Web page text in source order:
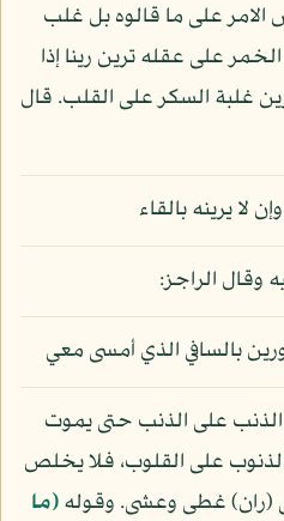
الامر على ما قالوه بل غلب
على عقله ترين رينا إذا
غلبة السكر على القلب. قال
لا يرينه بالقاء
وقال الراجز:
بالسافي الذي أمسى معي
على الذنب حتى يموت
على القلوب، فلا يخلص
(ران) غطى وعشى. وقوله(ما